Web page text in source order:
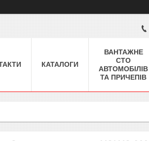
КАТАЛОГИ
ВАНТАЖНЕ
СТО
АВТОМОБІЛІВ
ТА ПРИЧЕПІВ